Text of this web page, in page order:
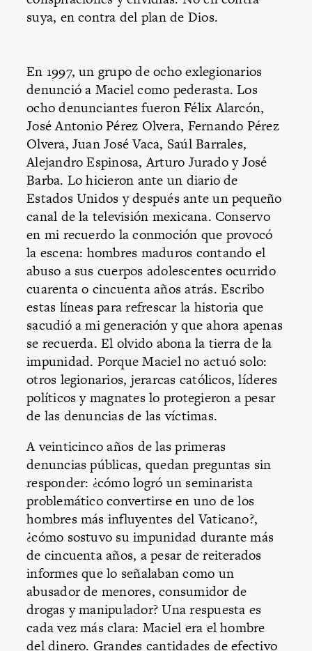
suya, en contra del plan de Dios.
En 1997, un grupo de ocho exlegionarios
denunció a Maciel como pederasta. Los
ocho denunciantes fueron Félix Alarcón,
José Antonio Pérez Olvera, Fernando Pérez
Olvera, Juan José Vaca, Saúl Barrales,
Alejandro Espinosa, Arturo Jurado y José
Barba. Lo hicieron ante un diario de
Estados Unidos y después ante un pequeño
canal de la televisión mexicana. Conservo
en mi recuerdo la conmoción que provocó
la escena: hombres maduros contando el
abuso a sus cuerpos adolescentes ocurrido
cuarenta o cincuenta años atrás. Escribo
estas líneas para refrescar la historia que
sacudió a mi generación y que ahora apenas
se recuerda. El olvido abona la tierra de la
impunidad. Porque Maciel no actuó solo:
otros legionarios, jerarcas católicos, líderes
políticos y magnates lo protegieron a pesar
de las denuncias de las víctimas.
A veinticinco años de las primeras
denuncias públicas, quedan preguntas sin
responder: ¿cómo logró un seminarista
problemático convertirse en uno de los
hombres más influyentes del Vaticano?,
¿cómo sostuvo su impunidad durante más
de cincuenta años, a pesar de reiterados
informes que lo señalaban como un
abusador de menores, consumidor de
drogas y manipulador? Una respuesta es
cada vez más clara: Maciel era el hombre
del dinero. Grandes cantidades de efectivo